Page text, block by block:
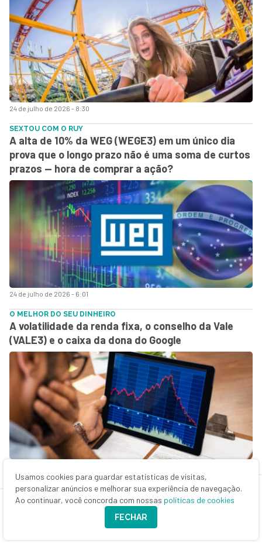
24 de julho de 2026 - 8:30
24 de julho de 2026 - 6:01
SEXTOU COM O RUY
A alta de 10% da WEG (WEGE3) em um único dia
prova que o longo prazo não é uma soma de curtos
prazos — hora de comprar a ação?
O MELHOR DO SEU DINHEIRO
A volatilidade da renda fixa, o conselho da Vale
(VALE3) e o caixa da dona do Google
EXILE ON WALL STREET
Rodolfo Amstalden: E nessa loucura de dizer que
Usamos cookies para guardar estatísticas de visitas,
personalizar anúncios e melhorar sua experiência de navegação.
Ao continuar, você concorda com nossas políticas de cookies
FECHAR